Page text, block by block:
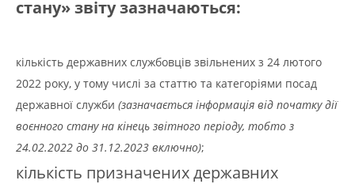
стану» звіту зазначаються:
кількість державних службовців звільнених з 24 лютого
2022 року, у тому числі за статтю та категоріями посад
державної служби (зазначається інформація від початку дії
воєнного стану на кінець звітного періоду, тобто з
24.02.2022 до 31.12.2023 включно);
кількість призначених державних